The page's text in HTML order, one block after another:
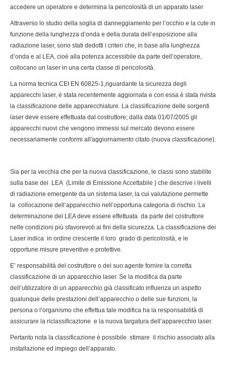
accedere un operatore e determina la pericolosità di un apparato laser
Attraverso lo studio della soglia di danneggiamento per l’occhio e la cute in
funzione della lunghezza d’onda e della durata dell’esposizione alla
radiazione laser, sono stati dedotti i criteri che, in base alla lunghezza
d’onda e al LEA, cioè alla potenza accessibile da parte dell’operatore,
collocano un laser in una certa classe di pericolosità.
La norma tecnica CEI EN 60825-1,riguardante la sicurezza degli
apparecchi laser, è stata recentemente aggiornata e con essa è stata rivista
la classificazione delle apparecchiature. La classificazione delle sorgenti
laser deve essere effettuata dal costruttore; dalla data 01/07/2005 gli
apparecchi nuovi che vengono immessi sul mercato devono essere
necessariamente conformi all'aggiornamento citato (nuova classificazione).
Sia per la vecchia che per la nuova classificazione, le classi sono stabilite
sulla base dei LEA (Limite di Emissione Accettabile ) che descrive i livelli
di radiazione emergente da un sistema laser, la cui valutazione permette
la collocazione dell’apparecchio nell’opportuna categoria di rischio. La
determinazione del LEA deve essere effettuata da parte del costruttore
nelle condizioni più sfavorevoli ai fini della sicurezza. La classificazione dei
Laser indica in ordine crescente il loro grado di pericolosità, e le
opportune misure preventive e protettive.
E’ responsabilità del costruttore o del suo agente fornire la corretta
classificazione di un apparecchio laser. Se la modifica da parte
dell’utilizzatore di un apparecchio già classificato influenza un aspetto
qualunque delle prestazioni dell’apparecchio o delle sue funzioni, la
persona o l’organismo che effettua tale modifica ha la responsabilità di
assicurare la riclassificazione e la nuova targatura dell’apparecchio laser.
Pertanto nota la classificazione è possibile stimare il rischio associato alla
installazione ed impiego dell’apparato.